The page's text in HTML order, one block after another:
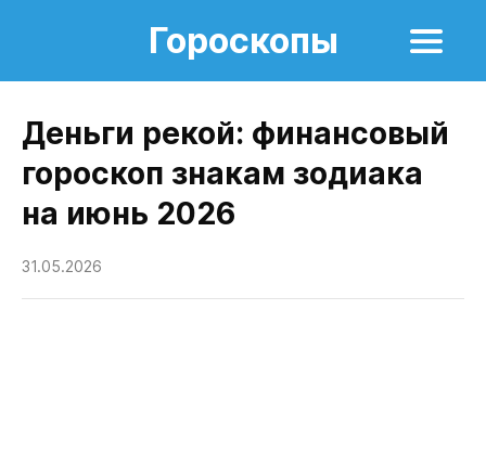
Гороскопы
Деньги рекой: финансовый
гороскоп знакам зодиака
на июнь 2026
31.05.2026